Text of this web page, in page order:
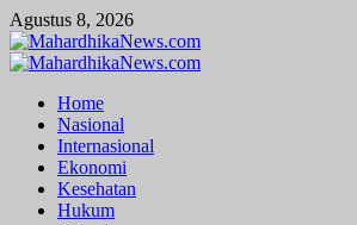
Skip
to
content
Agustus 8, 2026
Primary
Home
Nasional
Internasional
Ekonomi
Kesehatan
Hukum